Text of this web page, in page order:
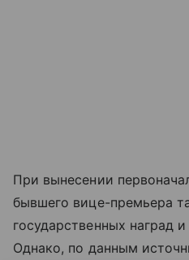
При вынесении
бывшего вице-премьера
государственных наград
Однако, по данным